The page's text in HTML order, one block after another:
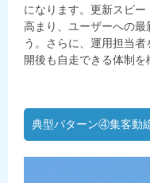
になります。更新スピ
高まり、ユーザーへの最
う。さらに、運用担当
開後も自走できる体制を
典型パターン④集客動